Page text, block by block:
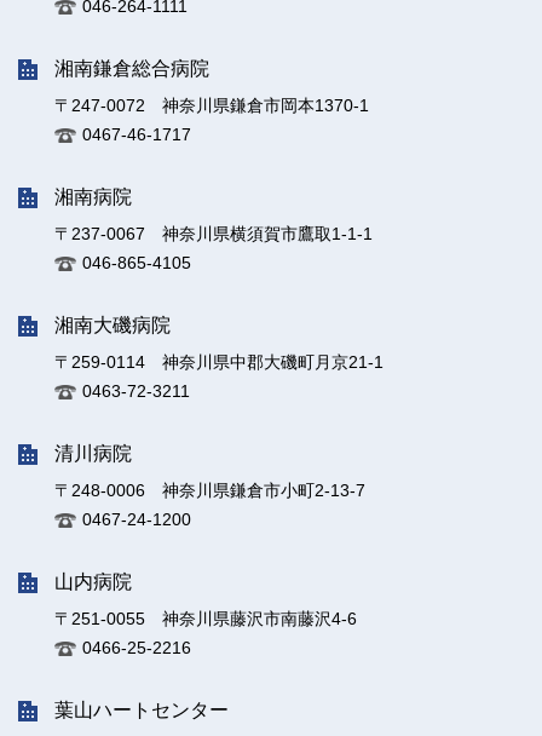
046-264-1111
湘南鎌倉総合病院
〒247-0072 神奈川県鎌倉市岡本1370-1
0467-46-1717
湘南病院
〒237-0067 神奈川県横須賀市鷹取1-1-1
046-865-4105
湘南大磯病院
〒259-0114 神奈川県中郡大磯町月京21-1
0463-72-3211
清川病院
〒248-0006 神奈川県鎌倉市小町2-13-7
0467-24-1200
山内病院
〒251-0055 神奈川県藤沢市南藤沢4-6
0466-25-2216
葉山ハートセンター